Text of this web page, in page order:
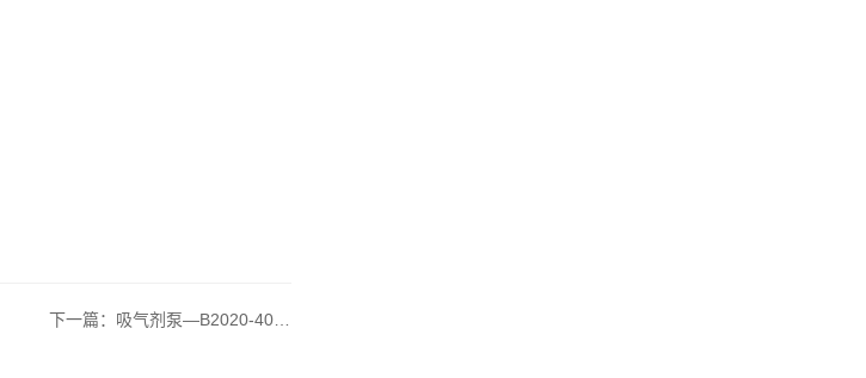
下一篇：吸气剂泵—B2020-400L-CF63